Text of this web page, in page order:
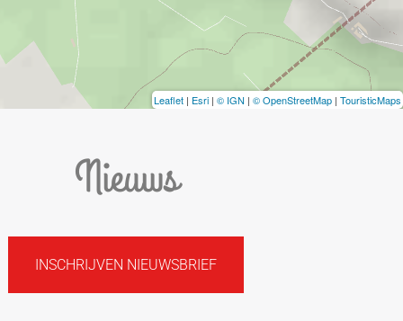
Leaflet | Esri | © IGN | © OpenStreetMap | TouristicMaps
Nieuws
INSCHRIJVEN NIEUWSBRIEF